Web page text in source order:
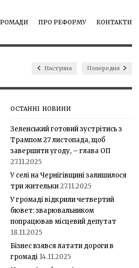
ПРО РЕФОРМУ КОНТАКТИ
Наступна Попередня
ОСТАННІ НОВИНИ
Зеленський готовий зустрітись з
Трампом 27 листопада, щоб
завершити угоду, – глава ОП
27.11.2025
У селі на Чернігівщині залишилося
три жительки27.11.2025
У громаді відкрили четвертий
бювет: зварювальником
попрацював місцевий депутат
18.11.2025
Бізнес взявся латати дороги в
громаді 14.11.2025